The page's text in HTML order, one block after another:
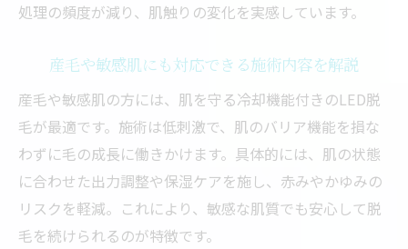
処理の頻度が減り、肌触りの変化を実感しています。
産毛や敏感肌にも対応できる施術内容を解説
産毛や敏感肌の方には、肌を守る冷却機能付きのLED脱
毛が最適です。施術は低刺激で、肌のバリア機能を損な
わずに毛の成長に働きかけます。具体的には、肌の状態
に合わせた出力調整や保湿ケアを施し、赤みやかゆみの
リスクを軽減。これにより、敏感な肌質でも安心して脱
毛を続けられるのが特徴です。